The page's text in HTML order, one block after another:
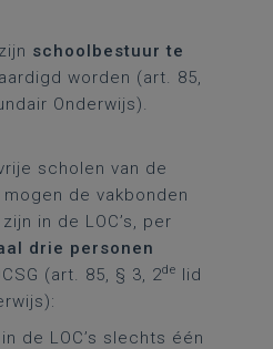
schoolbestuur te
worden (art. 85,
Onderwijs).
scholen van de
de vakbonden
in de LOC’s, per
drie personen
(art. 85, § 3, 2de lid
de LOC’s slechts één